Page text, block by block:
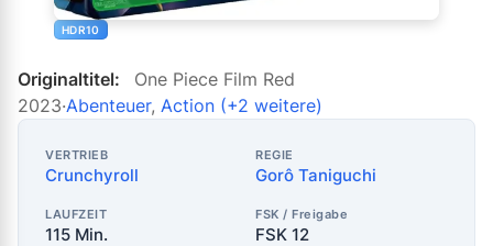
HDR10
Originaltitel:
One Piece Film Red
2023·Abenteuer, Action (+2 weitere)
VERTRIEB
Crunchyroll
REGIE
Gorô Taniguchi
LAUFZEIT
115 Min.
FSK / Freigabe
FSK 12